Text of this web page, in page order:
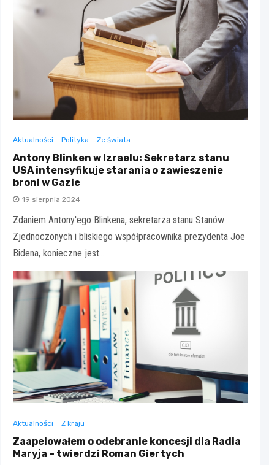
Aktualności Polityka Ze świata
Antony Blinken w Izraelu: Sekretarz stanu
USA intensyfikuje starania o zawieszenie
broni w Gazie
19 sierpnia 2024
Zdaniem Antony'ego Blinkena, sekretarza stanu Stanów
Zjednoczonych i bliskiego współpracownika prezydenta Joe
Bidena, konieczne jest…
Aktualności Z kraju
Zaapelowałem o odebranie koncesji dla Radia
Maryja – twierdzi Roman Giertych